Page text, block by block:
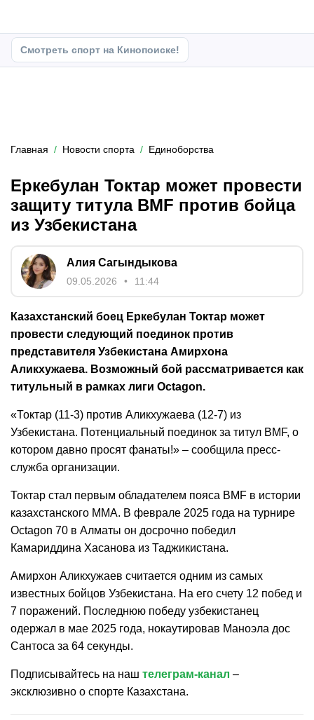
Смотреть спорт на Кинопоиске!
Главная Новости спорта Единоборства
Еркебулан Токтар может провести
защиту титула BMF против бойца
из Узбекистана
Алия Сагындыкова
09.05.2026 11:44
Казахстанский боец Еркебулан Токтар может
провести следующий поединок против
представителя Узбекистана Амирхона
Аликхужаева. Возможный бой рассматривается как
титульный в рамках лиги Octagon.
«Токтар (11-3) против Аликхужаева (12-7) из
Узбекистана. Потенциальный поединок за титул BMF, о
котором давно просят фанаты!» – сообщила пресс-
служба организации.
Токтар стал первым обладателем пояса BMF в истории
казахстанского ММА. В феврале 2025 года на турнире
Octagon 70 в Алматы он досрочно победил
Камариддина Хасанова из Таджикистана.
Амирхон Аликхужаев считается одним из самых
известных бойцов Узбекистана. На его счету 12 побед и
7 поражений. Последнюю победу узбекистанец
одержал в мае 2025 года, нокаутировав Маноэла дос
Сантоса за 64 секунды.
Подписывайтесь на наш телеграм-канал –
эксклюзивно о спорте Казахстана.